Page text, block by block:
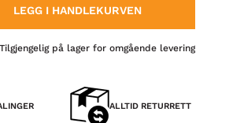
LEGG I HANDLEKURVEN
Tilgjengelig på lager for omgående levering
ALLTID RETURRETT